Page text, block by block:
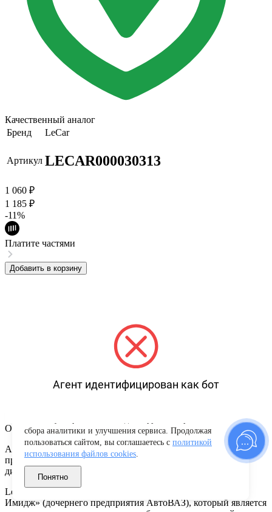
Качественный аналог
Бренд
LeCar
Артикул LECAR000030313
1 060 ₽
1 185 ₽
-11%
Платите частями
Добавить в корзину
Агент идентифицирован как бот
Описание товара
Активные антенны LECAR AA-26 оптимизированы для
приема стереопередач в отечественном и зарубежном
диапазонах.
LeCar — это официальный российский бренд АО «Лада-
Имидж» (дочернего предприятия АвтоВАЗ), который является
сбора аналитики и улучшения сервиса. Продолжая
пользоваться сайтом, вы соглашаетесь с политикой
использования файлов cookies.
Понятно